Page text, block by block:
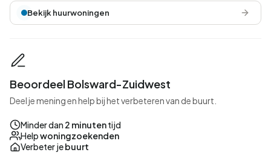
Bekijk huurwoningen
Beoordeel Bolsward-Zuidwest
Deel je mening en help bij het verbeteren van de buurt.
Minder dan 2 minutentijd
Helpwoningzoekenden
Verbeter jebuurt